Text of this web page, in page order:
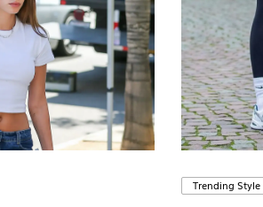
Trending Style